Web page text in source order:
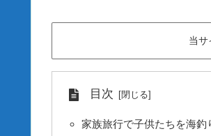
当サ
目次
家族旅行で子供たちを海釣